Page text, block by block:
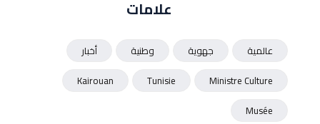
علامات
عالمية جهوية وطنية
أخبار
Ministre Culture
Tunisie
Kairouan
Musée